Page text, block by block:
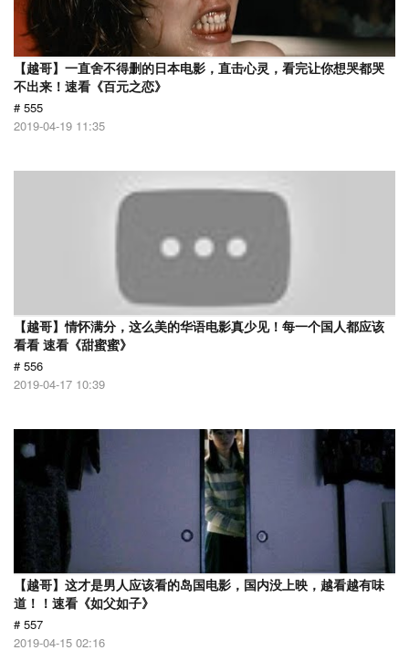
【越哥】一直舍不得删的日本电影，直击心灵，看完让你想哭都哭
不出来！速看《百元之恋》
# 555
2019-04-19 11:35
【越哥】情怀满分，这么美的华语电影真少见！每一个国人都应该
看看 速看《甜蜜蜜》
# 556
2019-04-17 10:39
【越哥】这才是男人应该看的岛国电影，国内没上映，越看越有味
道！！速看《如父如子》
# 557
2019-04-15 02:16